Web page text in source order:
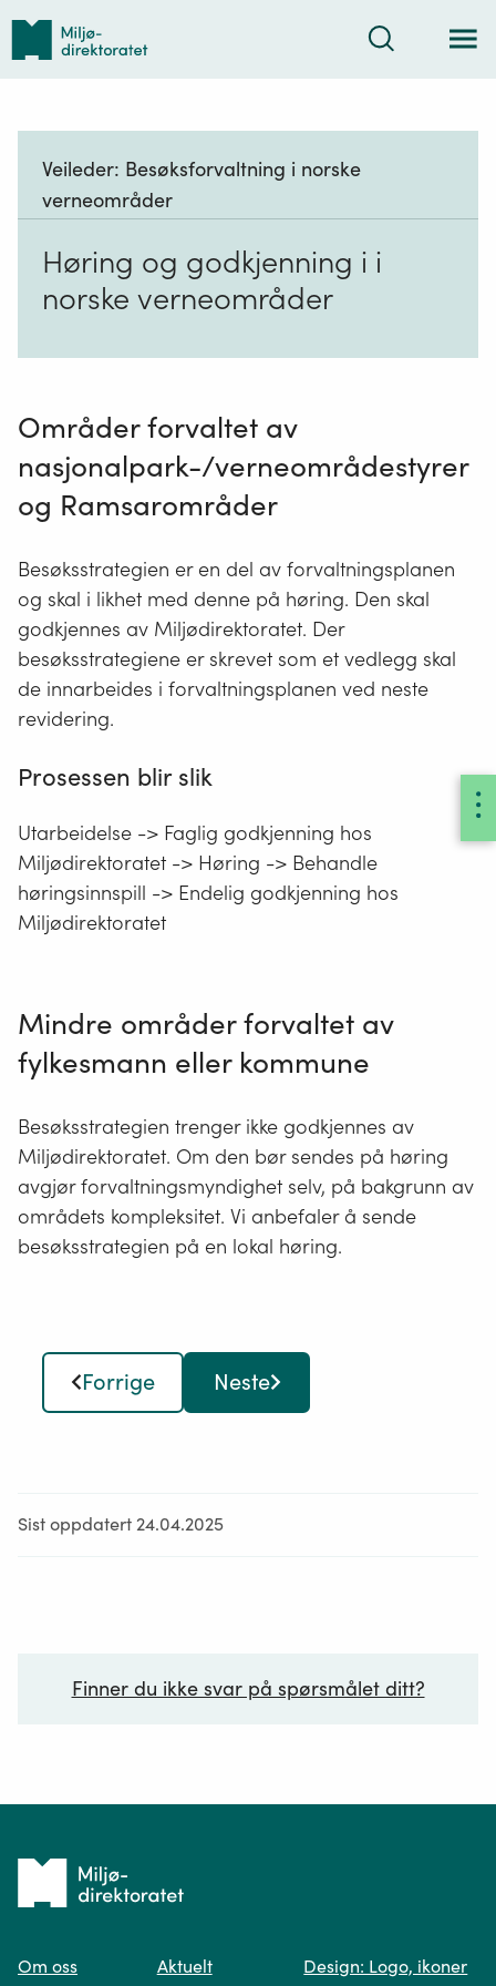
Tilbake
forsiden
Søk
Veileder: Besøksforvaltning i norske
verneområder
Høring og godkjenning i i
norske verneområder
Områder forvaltet av
nasjonalpark-/verneområdestyrer
og Ramsarområder
Besøksstrategien er en del av forvaltningsplanen
og skal i likhet med denne på høring. Den skal
godkjennes av Miljødirektoratet. Der
besøksstrategiene er skrevet som et vedlegg skal
de innarbeides i forvaltningsplanen ved neste
revidering.
Prosessen blir slik
Utarbeidelse -> Faglig godkjenning hos
Miljødirektoratet -> Høring -> Behandle
høringsinnspill -> Endelig godkjenning hos
Miljødirektoratet
Mindre områder forvaltet av
fylkesmann eller kommune
Besøksstrategien trenger ikke godkjennes av
Miljødirektoratet. Om den bør sendes på høring
avgjør forvaltningsmyndighet selv, på bakgrunn av
områdets kompleksitet. Vi anbefaler å sende
besøksstrategien på en lokal høring.
Forrige Neste
Sist oppdatert 24.04.2025
Finner du ikke svar på spørsmålet ditt?
Tilbake
forsiden
Om oss Aktuelt Design: Logo, ikoner